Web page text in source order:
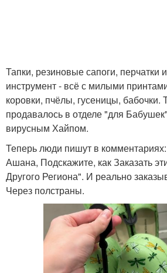
Тапки, резиновые сапоги, перчатки
инструмент - всё с милыми
коровки, пчёлы, гусеницы, бабочки.
продавалось в отделе "для
вирусным Хайпом.
Теперь люди пишут в
Ашана, Подскажите, как Заказать
Другого Региона". И реально
Через полстраны.